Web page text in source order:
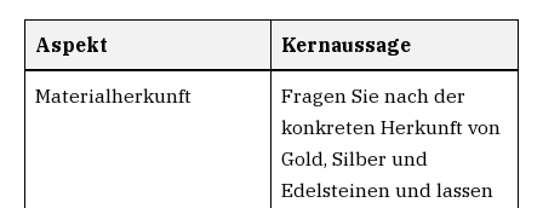
Aspekt Kernaussage
Materialherkunft
Fragen Sie nach der
konkreten Herkunft von
Gold, Silber und
Edelsteinen und lassen